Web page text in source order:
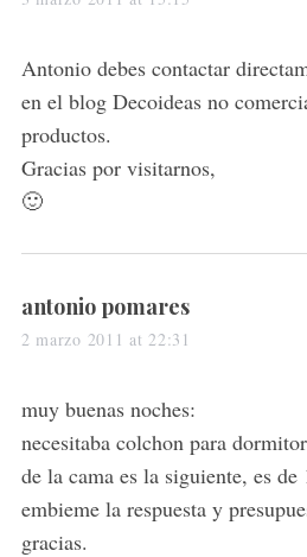
s
:
Antonio debes contactar
en el blog Decoideas no
productos.
Gracias por visitarnos,
🙂
s
a
s
:
antonio pomares
2 marzo 2011 at 22:31
muy buenas noches:
necesitaba colchon para
de la cama es la siguiente, es
embieme la respuesta y
gracias.